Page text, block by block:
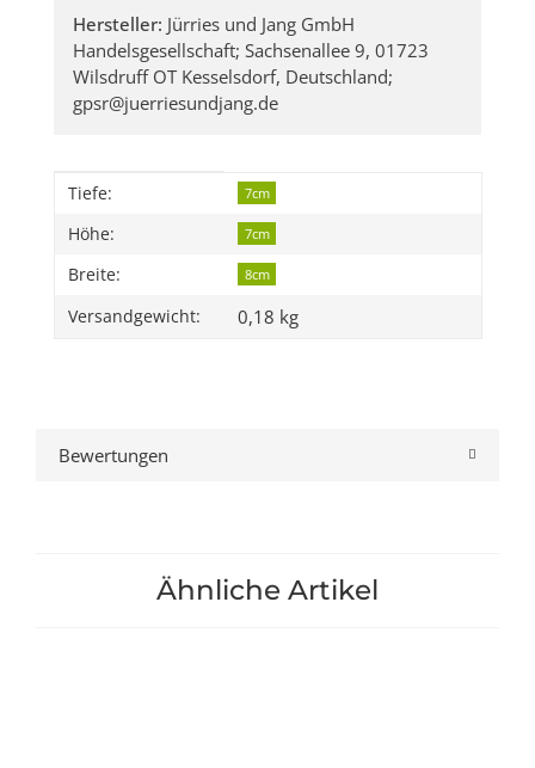
Hersteller: Jürries und Jang GmbH
Handelsgesellschaft; Sachsenallee 9, 01723
Wilsdruff OT Kesselsdorf, Deutschland;
gpsr@juerriesundjang.de
Produkteigenschaft
Wert
Tiefe: 7cm
Höhe: 7cm
Breite: 8cm
Versandgewicht: 0,18 kg
Bewertungen
Ähnliche Artikel